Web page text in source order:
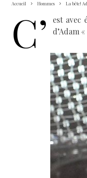
Accueil Hommes La bête!
C’
est avec
d’Adam